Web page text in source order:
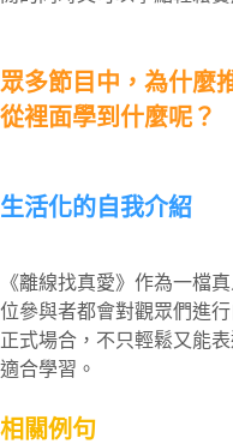
眾多節目中，為什麼
從裡面學到什麼呢？
生活化的自我介紹
《離線找真愛》作為一檔
位參與者都會對觀眾們進
正式場合，不只輕鬆又能
適合學習。
相關例句